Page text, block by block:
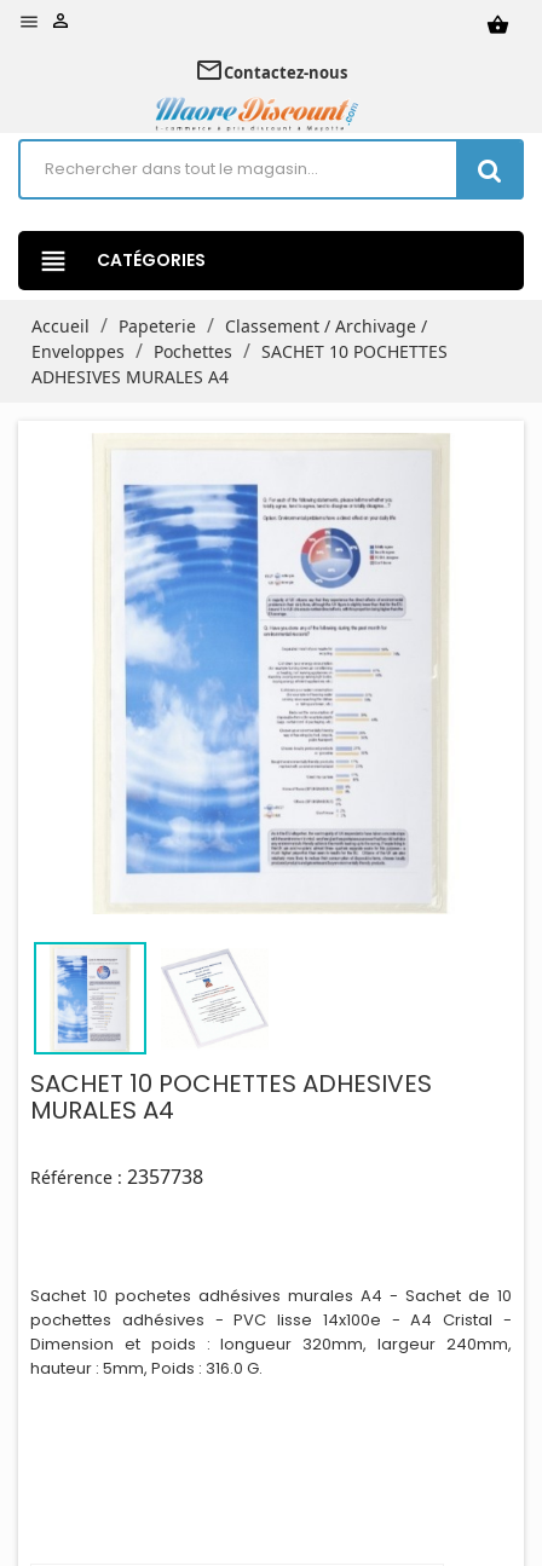
 shopping_basket

mail_outlineContactez-nous
view_headline CATÉGORIES
Accueil Papeterie
Classement / Archivage /
Enveloppes
Pochettes
SACHET 10 POCHETTES
ADHESIVES MURALES A4
SACHET 10 POCHETTES ADHESIVES
MURALES A4
Référence : 2357738
Sachet 10 pochetes adhésives murales A4 - Sachet de 10
pochettes adhésives - PVC lisse 14x100e - A4 Cristal -
Dimension et poids : longueur 320mm, largeur 240mm,
hauteur : 5mm, Poids : 316.0 G.